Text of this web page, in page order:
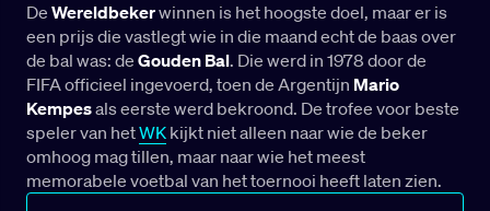
De Wereldbekerwinnen is het hoogste doel, maar er is
een prijs die vastlegt wie in die maand echt de baas over
de bal was: de Gouden Bal. Die werd in 1978 door de
FIFA officieel ingevoerd, toen de Argentijn Mario
Kempesals eerste werd bekroond. De trofee voor beste
speler van hetWK kijkt niet alleen naar wie de beker
omhoog mag tillen, maar naar wie het meest
memorabele voetbal van het toernooi heeft laten zien.